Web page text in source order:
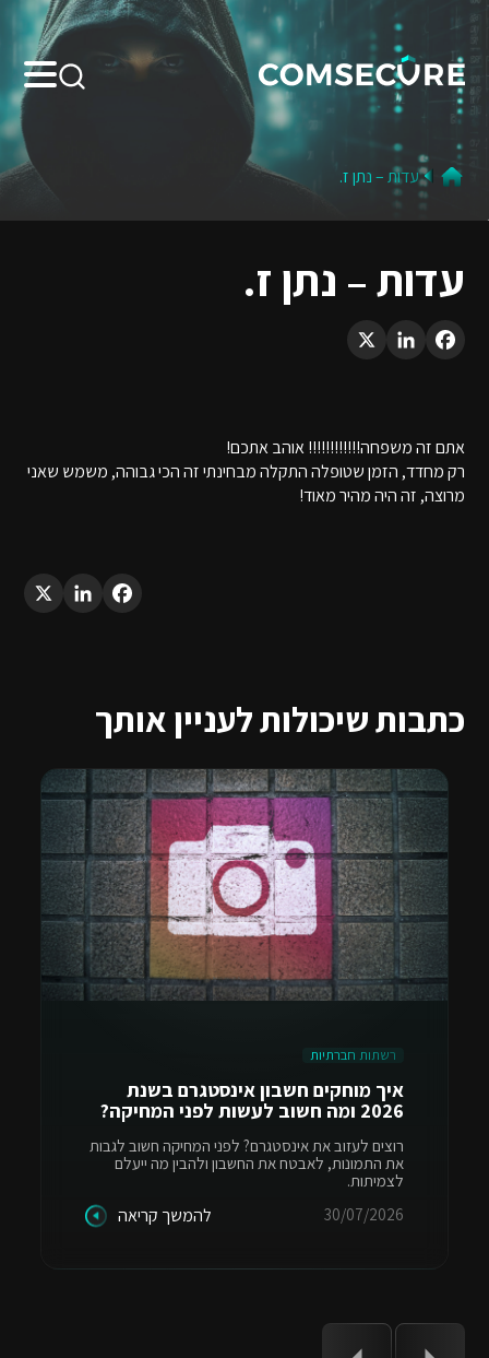
Search:
עדות – נתן ז.
עדות – נתן ז.
Facebook
LinkedIn
X
אתם זה משפחה!!!!!!!!!!!! אוהב אתכם!
רק מחדד, הזמן שטופלה התקלה מבחינתי זה הכי גבוהה, משמש שאני
מרוצה, זה היה מהיר מאוד!
Facebook
LinkedIn
X
כתבות שיכולות לעניין אותך
רשתות חברתיות
איך מוחקים חשבון אינסטגרם בשנת
2026 ומה חשוב לעשות לפני המחיקה?
רוצים לעזוב את אינסטגרם? לפני המחיקה חשוב לגבות
את התמונות, לאבטח את החשבון ולהבין מה ייעלם
לצמיתות.
30/07/2026
להמשך קריאה